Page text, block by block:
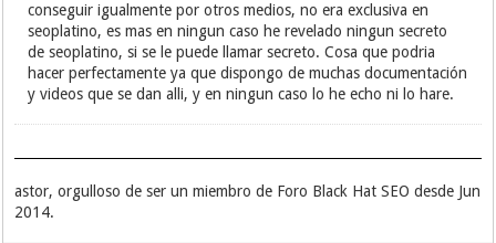
conseguir igualmente por otros medios, no era exclusiva en
seoplatino, es mas en ningun caso he revelado ningun secreto
de seoplatino, si se le puede llamar secreto. Cosa que podria
hacer perfectamente ya que dispongo de muchas documentación
y videos que se dan alli, y en ningun caso lo he echo ni lo hare.
astor, orgulloso de ser un miembro de Foro Black Hat SEO desde Jun
2014.